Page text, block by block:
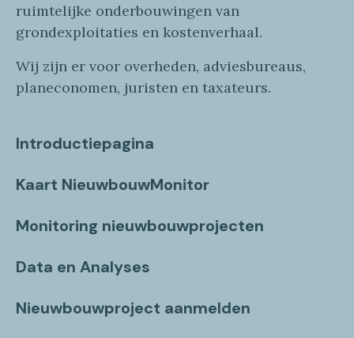
ruimtelijke onderbouwingen van
grondexploitaties en kostenverhaal.
Wij zijn er voor overheden, adviesbureaus,
planeconomen, juristen en taxateurs.
Introductiepagina
Kaart NieuwbouwMonitor
Monitoring nieuwbouwprojecten
Data en Analyses
Nieuwbouwproject aanmelden